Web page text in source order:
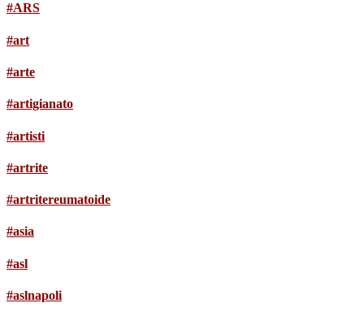
#ARS
#art
#arte
#artigianato
#artisti
#artrite
#artritereumatoide
#asia
#asl
#aslnapoli